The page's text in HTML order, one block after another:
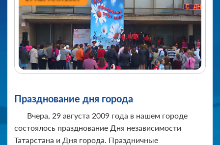
Празднование дня города
Вчера, 29 августа 2009 года в нашем городе
состоялось празднование Дня независимости
Татарстана и Дня города. Праздничные